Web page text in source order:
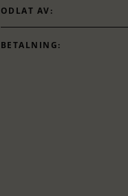
ODLAT AV:
BETALNING: